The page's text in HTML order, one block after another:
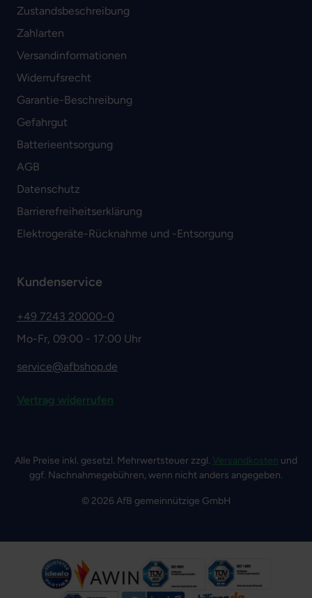
Zustandsbeschreibung
Zahlarten
Versandinformationen
Widerrufsrecht
Garantie-Beschreibung
Gefahrgut
Batterieentsorgung
AGB
Datenschutz
Barrierefreiheitserklärung
Elektrogeräte-Rücknahme und -Entsorgung
Kundenservice
+49 7243 20000-0
Mo-Fr, 09:00 - 17:00 Uhr
service@afbshop.de
Vertrag widerrufen
Alle Preise inkl. gesetzl. Mehrwertsteuer zzgl. Versandkosten und
ggf. Nachnahmegebühren, wenn nicht anders angegeben.
© 2026 AfB gemeinnützige GmbH